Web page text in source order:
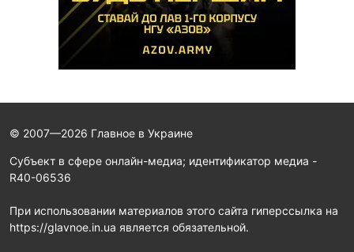
© 2007—2026 Главное в Украине
Субъект в сфере онлайн-медиа; идентификатор медиа -
R40-06536
При использовании материалов этого сайта гиперссылка на
https://glavnoe.in.ua является обязательной.